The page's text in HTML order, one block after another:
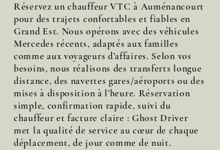
Réservez un chauffeur VTC à Auménancourt
pour des trajets confortables et fiables en
Grand Est. Nous opérons avec des véhicules
Mercedes récents, adaptés aux familles
comme aux voyageurs d’affaires. Selon vos
besoins, nous réalisons des transferts longue
distance, des navettes gares/aéroports ou des
mises à disposition à l’heure. Réservation
simple, confirmation rapide, suivi du
chauffeur et facture claire : Ghost Driver
met la qualité de service au cœur de chaque
déplacement, de jour comme de nuit.